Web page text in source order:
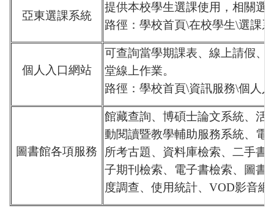
亞東選課系統
提供本校學生選課使用，相關選
路徑：學校首頁\在校學生\選課
個人入口網站
可查詢當學期課表、線上請假、
堂線上作業。
路徑：學校首頁\資訊服務\個人
圖書館各項服務
館藏查詢、博碩士論文系統、活
動閱讀暨教學輔助服務系統、電
所考古題、資料庫檢索、二手書
子期刊檢索、電子書檢索、圖書
度調查、使用統計、VOD影音